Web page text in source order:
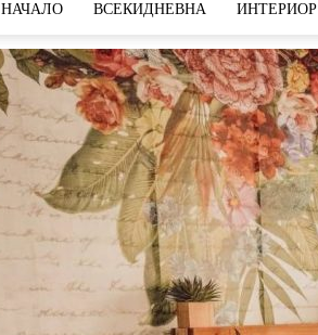
НАЧАЛО ВСЕКИДНЕВНА ИНТЕРИОР